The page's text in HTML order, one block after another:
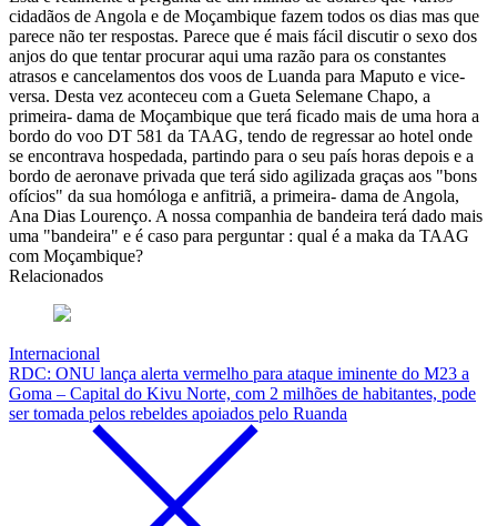
cidadãos de Angola e de Moçambique fazem todos os dias mas que
parece não ter respostas. Parece que é mais fácil discutir o sexo dos
anjos do que tentar procurar aqui uma razão para os constantes
atrasos e cancelamentos dos voos de Luanda para Maputo e vice-
versa. Desta vez aconteceu com a Gueta Selemane Chapo, a
primeira- dama de Moçambique que terá ficado mais de uma hora a
bordo do voo DT 581 da TAAG, tendo de regressar ao hotel onde
se encontrava hospedada, partindo para o seu país horas depois e a
bordo de aeronave privada que terá sido agilizada graças aos "bons
ofícios" da sua homóloga e anfitriã, a primeira- dama de Angola,
Ana Dias Lourenço. A nossa companhia de bandeira terá dado mais
uma "bandeira" e é caso para perguntar : qual é a maka da TAAG
com Moçambique?
Relacionados
Internacional
RDC: ONU lança alerta vermelho para ataque iminente do M23 a
Goma – Capital do Kivu Norte, com 2 milhões de habitantes, pode
ser tomada pelos rebeldes apoiados pelo Ruanda